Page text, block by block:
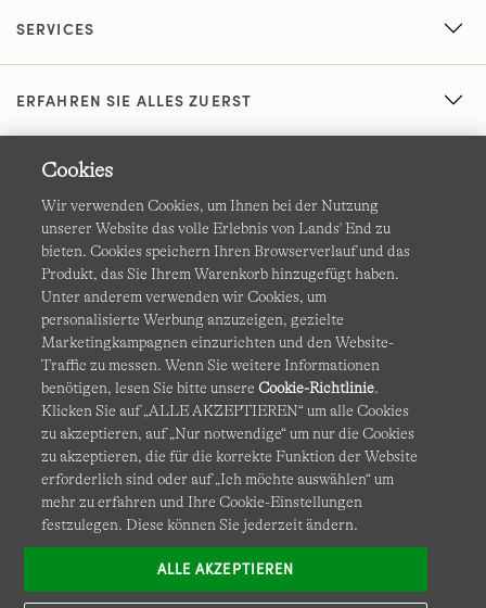
SERVICES
ERFAHREN SIE ALLES ZUERST
AGB Datenschutz & Sicherheit
Cookies Ich möchte auswählen Barrierefreiheit
Site Map Internationale Websites
Diese Website ist durch reCAPTCHA geschützt. Es gelten die
Datenschutzerklärung undNutzungsbedingungenvon
Google.
Cookies
Wir verwenden Cookies, um Ihnen bei der Nutzung
unserer Website das volle Erlebnis von Lands' End zu
bieten. Cookies speichern Ihren Browserverlauf und das
Produkt, das Sie Ihrem Warenkorb hinzugefügt haben.
Unter anderem verwenden wir Cookies, um
personalisierte Werbung anzuzeigen, gezielte
Marketingkampagnen einzurichten und den Website-
Traffic zu messen. Wenn Sie weitere Informationen
benötigen, lesen Sie bitte unsereCookie-Richtlinie.
Klicken Sie auf „ALLE AKZEPTIEREN“ um alle Cookies
zu akzeptieren, auf „Nur notwendige“ um nur die Cookies
zu akzeptieren, die für die korrekte Funktion der Website
erforderlich sind oder auf „Ich möchte auswählen“ um
mehr zu erfahren und Ihre Cookie-Einstellungen
festzulegen. Diese können Sie jederzeit ändern.
ALLE AKZEPTIEREN